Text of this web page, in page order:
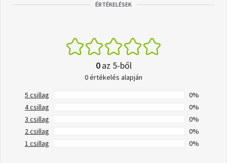
ÉRTÉKELÉSEK
0az 5-ből
0 értékelés alapján
5 csillag
0%
4 csillag
0%
3 csillag
0%
2 csillag
0%
1 csillag
0%